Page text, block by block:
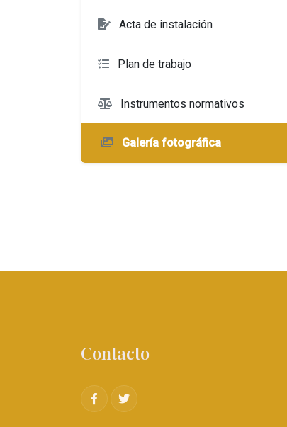
Acta de instalación
Plan de trabajo
Instrumentos normativos
Galería fotográfica
Contacto